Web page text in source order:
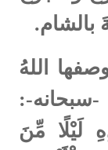
بالشام.
اللهُ
:
لَيْلًا مِّنَ